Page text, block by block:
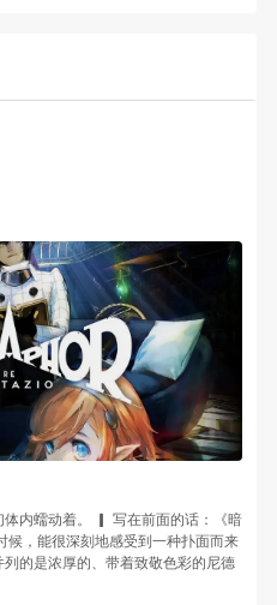
内蠕动着。 ▎ 写在前面的话：《暗
，能很深刻地感受到一种扑面而来
的是浓厚的、带着致敬色彩的尼德